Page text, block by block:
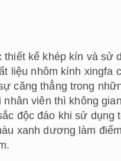
thiết kế khép kín và sử
liệu nhôm kính xingfa
căng thẳng trong
nhân viên thì không
độc đáo khi sử dụng
xanh dương làm